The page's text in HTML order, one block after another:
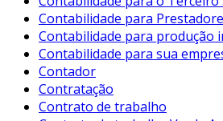
Contabilidade para
Contabilidade para produção
Contabilidade para sua
Contador
Contratação
Contrato de trabalho